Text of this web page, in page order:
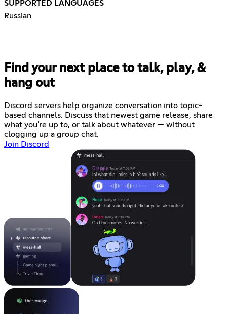
SUPPORTED LANGUAGES
Russian
Find your next place to talk, play, &
hang out
Discord servers help organize conversation into topic-
based channels. Discuss that newest game release, share
what you're up to, or talk about whatever — without
clogging up a group chat.
Join Discord